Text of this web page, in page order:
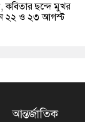
কবিতার ছন্দে মুখর
২২ ও ২৩ আগস্ট
আন্তর্জাতিক